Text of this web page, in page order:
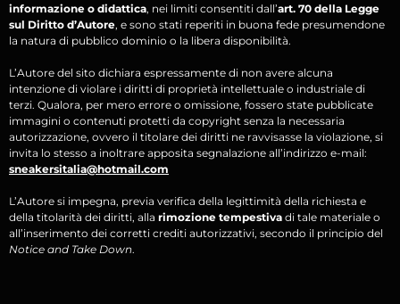
informazione o didattica, nei limiti consentiti dall’art. 70 della Legge
sul Diritto d’Autore, e sono stati reperiti in buona fede presumendone
la natura di pubblico dominio o la libera disponibilità.
L’Autore del sito dichiara espressamente di non avere alcuna
intenzione di violare i diritti di proprietà intellettuale o industriale di
terzi. Qualora, per mero errore o omissione, fossero state pubblicate
immagini o contenuti protetti da copyright senza la necessaria
autorizzazione, ovvero il titolare dei diritti ne ravvisasse la violazione, si
invita lo stesso a inoltrare apposita segnalazione all’indirizzo e-mail:
sneakersitalia@hotmail.com
L’Autore si impegna, previa verifica della legittimità della richiesta e
della titolarità dei diritti, alla rimozione tempestiva di tale materiale o
all’inserimento dei corretti crediti autorizzativi, secondo il principio del
Notice and Take Down.